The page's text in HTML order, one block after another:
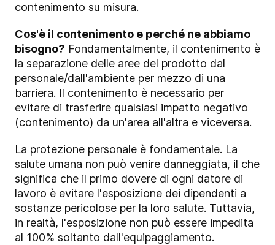
contenimento su misura.
Cos'è il contenimento e perché ne abbiamo
bisogno? Fondamentalmente, il contenimento è
la separazione delle aree del prodotto dal
personale/dall'ambiente per mezzo di una
barriera. Il contenimento è necessario per
evitare di trasferire qualsiasi impatto negativo
(contenimento) da un'area all'altra e viceversa.
La protezione personale è fondamentale. La
salute umana non può venire danneggiata, il che
significa che il primo dovere di ogni datore di
lavoro è evitare l'esposizione dei dipendenti a
sostanze pericolose per la loro salute. Tuttavia,
in realtà, l'esposizione non può essere impedita
al 100% soltanto dall'equipaggiamento.